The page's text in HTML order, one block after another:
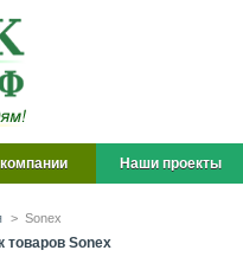
Наши проекты
> Sonex
товаров Sonex